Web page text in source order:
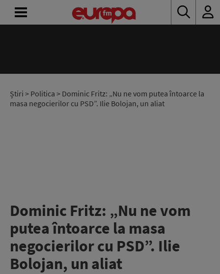
Știri > Politica > Dominic Fritz: „Nu ne vom putea întoarce la
masa negocierilor cu PSD”. Ilie Bolojan, un aliat
Dominic Fritz: „Nu ne vom
putea întoarce la masa
negocierilor cu PSD”. Ilie
Bolojan, un aliat
RADIO